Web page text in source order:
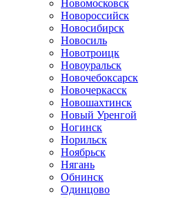
Новомосковск
Новороссийск
Новосибирск
Новосиль
Новотроицк
Новоуральск
Новочебоксарск
Новочеркасск
Новошахтинск
Новый Уренгой
Ногинск
Норильск
Ноябрьск
Нягань
Обнинск
Одинцово